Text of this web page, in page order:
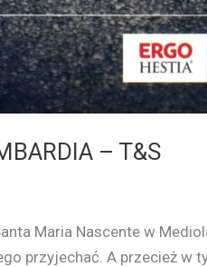
– T&S
Maria Nascente w
przyjechać. A przecież w